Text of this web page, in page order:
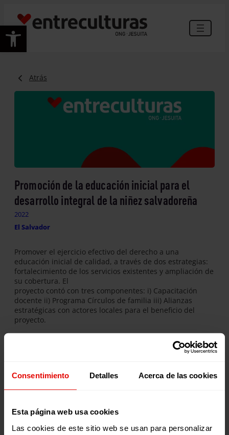
Consentimiento Detalles Acerca de las cookies
Esta página web usa cookies
Las cookies de este sitio web se usan para personalizar
Abrir barra de herramientas
Atrás
Promoción de la educación inicial para el
desarrollo integral de la niñez salvadoreña
2022
El Salvador
Promover el ejercicio efectivo del derecho a una
educación inicial de calidad, a través de dos estrategias:
fortalecimiento de los servicios existentes y ampliación de
su cobertura. El
proyecto contó con tres componentes: i) Capacitación
docente ii) Programa Círculos de familia iii) Alianzas
estratégicas con actores locales para el beneficio del
proyecto.